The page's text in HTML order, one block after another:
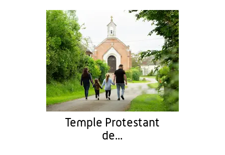
Temple Protestant
de...